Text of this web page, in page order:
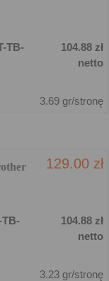
TB-
104.88 zł
netto
3.69 gr/stronę
129.00 zł
TB-
104.88 zł
netto
3.23 gr/stronę